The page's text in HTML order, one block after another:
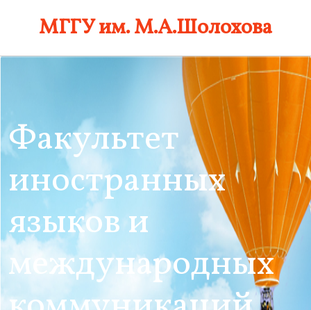
МГГУ им. М.А.Шолохова
Факультет
иностранных
языков и
международных